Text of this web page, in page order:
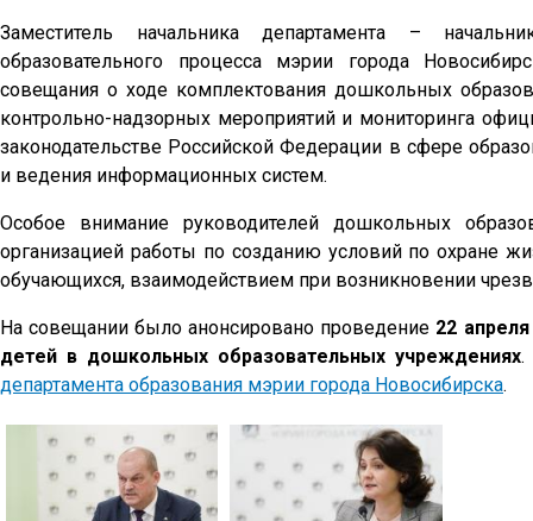
Заместитель начальника департамента –
образовательного процесса мэрии города
совещания о ходе комплектования дошкольных
контрольно-надзорных мероприятий и мониторинга
законодательстве Российской Федерации в сфере
и ведения информационных систем.
Особое внимание руководителей дошкольных
организацией работы по созданию условий по охране
обучающихся, взаимодействием при возникновении
На совещании было анонсировано проведение 22
детей в дошкольных образовательных учреждениях.
департамента образования мэрии города Новосибирска.